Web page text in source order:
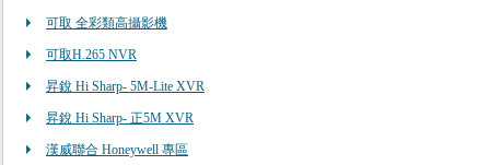
可取 全彩類高攝影機
可取H.265 NVR
昇銳 Hi Sharp- 5M-Lite XVR
昇銳 Hi Sharp- 正5M XVR
漢威聯合 Honeywell 專區